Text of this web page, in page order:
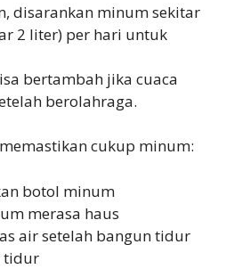
disarankan minum sekitar
2 liter) per hari untuk
bertambah jika cuaca
berolahraga.
cukup minum:
botol minum
merasa haus
air setelah bangun tidur
tidur